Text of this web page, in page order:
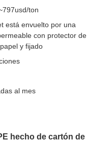
ton
está envuelto por una
con protector de
y fijado
al mes
hecho de cartón de